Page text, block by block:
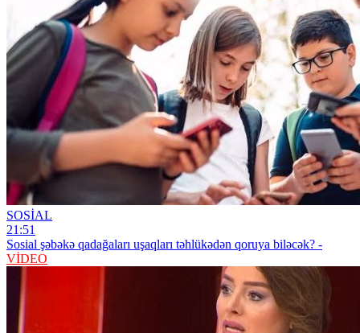
SOSİAL
21:51
Sosial şəbəkə qadağaları uşaqları təhlükədən qoruya biləcək? -
VİDEO